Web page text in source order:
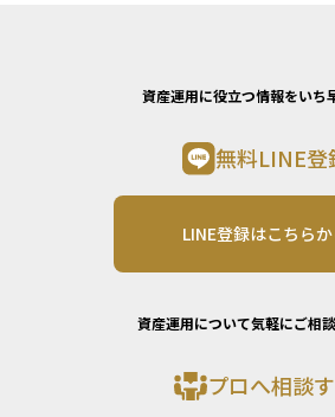
資産運用に役立つ情報をいち
無料LINE登
LINE登録はこちらか
資産運用について気軽にご相
プロへ相談